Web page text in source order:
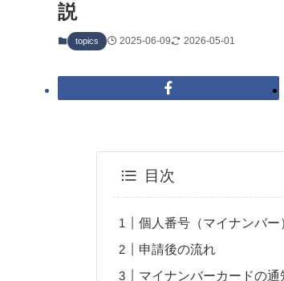
説
topics 2025-06-09 2026-05-01
目次
個人番号（マイナンバ
申請後の流れ
マイナンバーカードの